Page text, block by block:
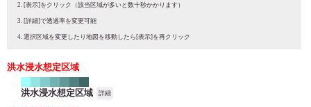
[表示]をクリック（該当区域が多いと数十秒かかります）
[詳細]で透過率を変更可能
選択区域を変更したり地図を移動したら[表示]を再クリック
洪水浸水想定区域
洪水浸水想定区域 詳細